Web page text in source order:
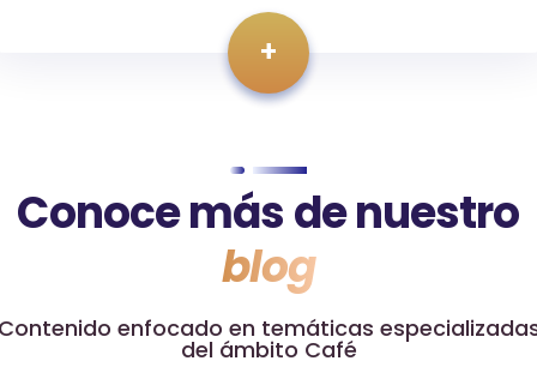
+
Conoce más de nuestro
blog
enfocado en temáticas
del ámbito Café